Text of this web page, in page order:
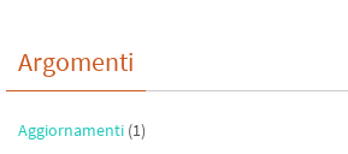
Argomenti
Aggiornamenti (1)